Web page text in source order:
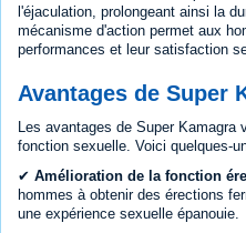
l'éjaculation, prolongeant ainsi la
mécanisme d'action permet aux
performances et leur satisfaction
Avantages de Super
Les avantages de Super Kamagra
fonction sexuelle. Voici quelques-
✔ Amélioration de la fonction
hommes à obtenir des érections
une expérience sexuelle épanouie.